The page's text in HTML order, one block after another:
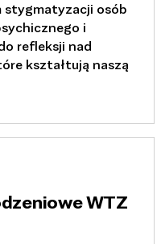
stygmatyzacji osób
i
refleksji nad
kształtują naszą
WTZ